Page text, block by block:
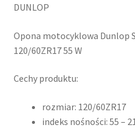
DUNLOP
Opona motocyklowa Dunlop
120/60ZR17 55 W
Cechy produktu:
rozmiar: 120/60ZR17
indeks nośności: 55 –